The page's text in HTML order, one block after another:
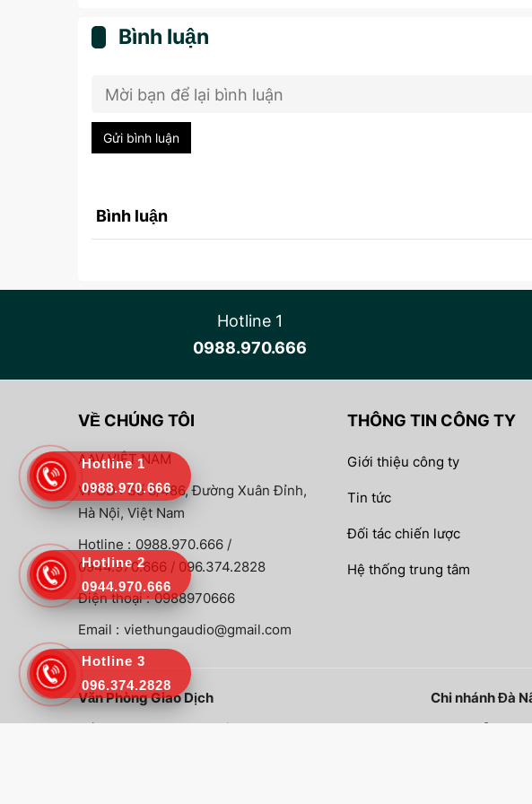
Bình luận
Gửi bình luận
Bình luận
Hotline 1
0988.970.666
VỀ CHÚNG TÔI
AAV VIỆT NAM
VPGD : Số 8/486, Đường Xuân Đỉnh,
Hà Nội, Việt Nam
Hotline : 0988.970.666 /
0944.970.666 / 096.374.2828
Điện thoại : 0988970666
Email : viethungaudio@gmail.com
THÔNG TIN CÔNG TY
Giới thiệu công ty
Tin tức
Đối tác chiến lược
Hệ thống trung tâm
Văn Phòng Giao Dịch
Số 8/486, Đường Xuân Đỉnh, Tp. Hà Nội
Chi nhánh Đà
06 Nguyễn
Hotline 1
0988.970.666
Hotline 2
0944.970.666
Hotline 3
096.374.2828